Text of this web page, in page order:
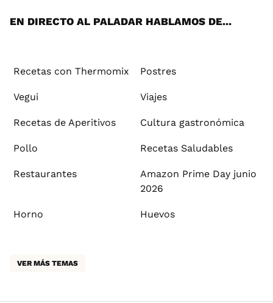
EN DIRECTO AL PALADAR HABLAMOS DE...
Recetas con Thermomix Postres
Vegui Viajes
Recetas de Aperitivos Cultura gastronómica
Pollo Recetas Saludables
Restaurantes
Amazon Prime Day junio
2026
Horno Huevos
VER MÁS TEMAS